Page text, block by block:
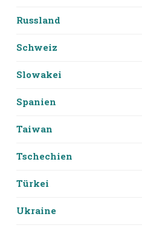
Russland
Schweiz
Slowakei
Spanien
Taiwan
Tschechien
Türkei
Ukraine